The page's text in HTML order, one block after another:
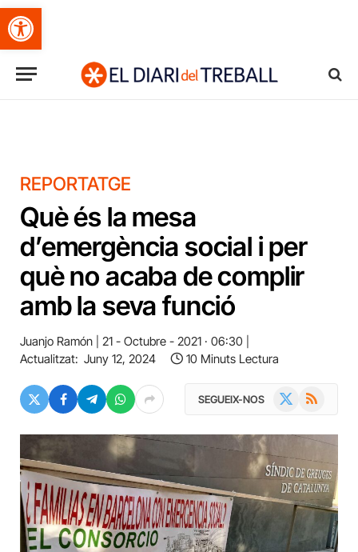
Obre la barra d'eines
REPORTATGE
Què és la mesa
d’emergència social i per
què no acaba de complir
amb la seva funció
Juanjo Ramón
21 - Octubre - 2021 · 06:30
Actualitzat: Juny 12, 2024 10 Minuts Lectura
SEGUEIX-NOS RSS